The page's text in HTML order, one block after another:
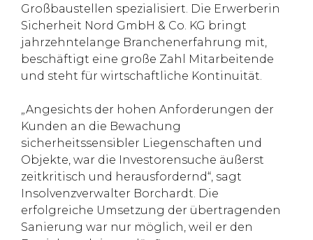
Großbaustellen spezialisiert. Die Erwerberin
Sicherheit Nord GmbH & Co. KG bringt
jahrzehntelange Branchenerfahrung mit,
beschäftigt eine große Zahl Mitarbeitende
und steht für wirtschaftliche Kontinuität.
„Angesichts der hohen Anforderungen der
Kunden an die Bewachung
sicherheitssensibler Liegenschaften und
Objekte, war die Investorensuche äußerst
zeitkritisch und herausfordernd“, sagt
Insolvenzverwalter Borchardt. Die
erfolgreiche Umsetzung der übertragenden
Sanierung war nur möglich, weil er den